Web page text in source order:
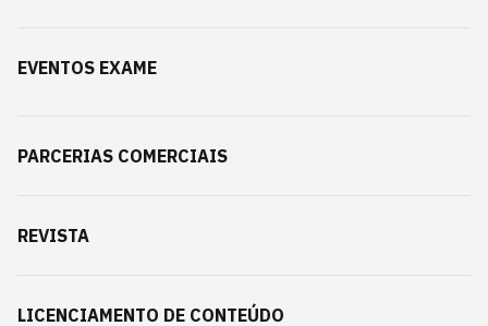
EVENTOS EXAME
PARCERIAS COMERCIAIS
REVISTA
LICENCIAMENTO DE CONTEÚDO